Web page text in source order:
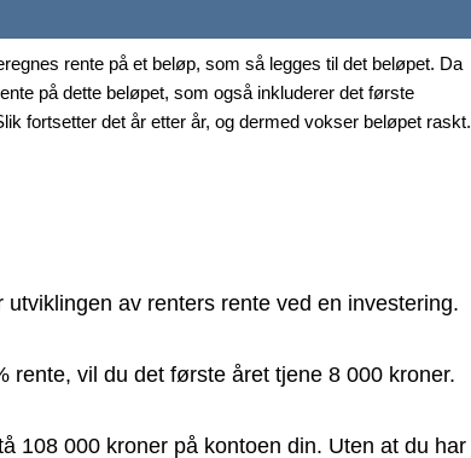
rente på et beløp, som så legges til det beløpet. Da
på dette beløpet, som også inkluderer det første
fortsetter det år etter år, og dermed vokser beløpet raskt.
av renters rente ved en investering.
rente, vil du det første året tjene 8 000 kroner.
108 000 kroner på kontoen din. Uten at du har